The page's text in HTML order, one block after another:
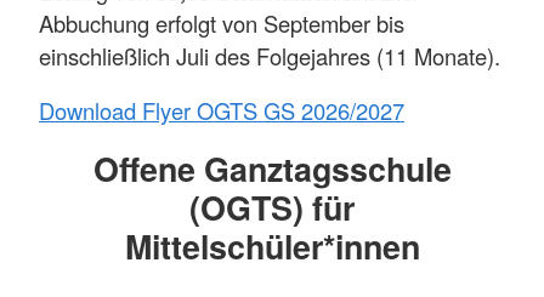
Abbuchung erfolgt von September bis
einschließlich Juli des Folgejahres (11 Monate).
Download Flyer OGTS GS 2026/2027
Offene Ganztagsschule
(OGTS) für
Mittelschüler*innen